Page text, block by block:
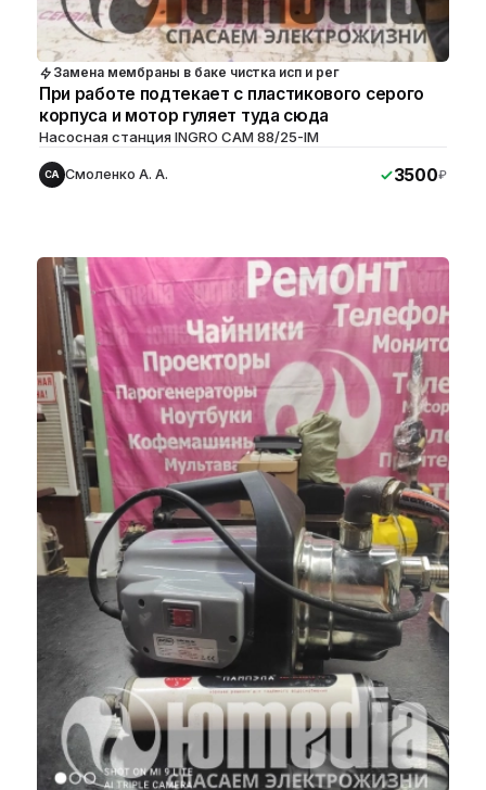
Замена мембраны в баке чистка исп и рег
При работе подтекает с пластикового серого
корпуса и мотор гуляет туда сюда
Насосная станция INGRO CAM 88/25-IM
СА Смоленко А. А. 3500₽